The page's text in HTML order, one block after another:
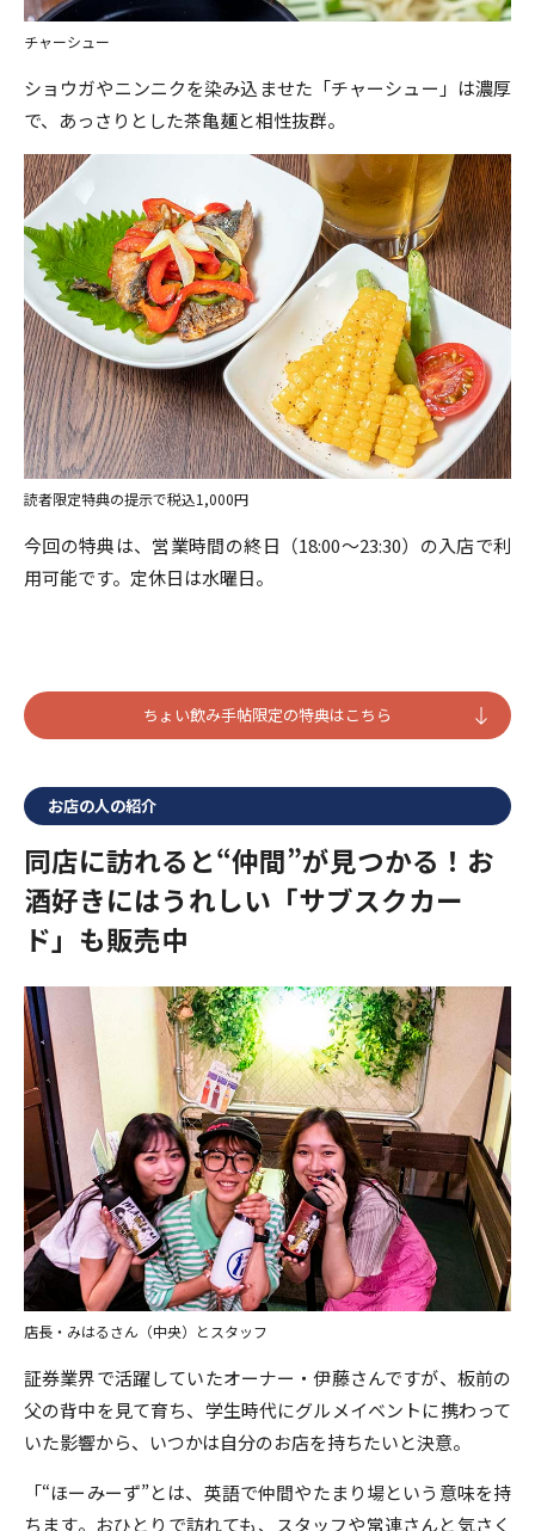
チャーシュー
ショウガやニンニクを染み込ませた「チャーシュー」は濃厚
で、あっさりとした茶亀麺と相性抜群。
読者限定特典の提示で税込1,000円
今回の特典は、営業時間の終日（18:00～23:30）の入店で利
用可能です。定休日は水曜日。
ちょい飲み手帖限定の特典はこちら
お店の人の紹介
同店に訪れると“仲間”が見つかる！お
酒好きにはうれしい「サブスクカー
ド」も販売中
店長・みはるさん（中央）とスタッフ
証券業界で活躍していたオーナー・伊藤さんですが、板前の
父の背中を見て育ち、学生時代にグルメイベントに携わって
いた影響から、いつかは自分のお店を持ちたいと決意。
「“ほーみーず”とは、英語で仲間やたまり場という意味を持
ちます。おひとりで訪れても、スタッフや常連さんと気さく